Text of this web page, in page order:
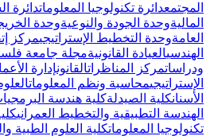
المجتمعدائرة تكنولوجيا المعلوماتدائرة
الماليةوحدة الجودة والنوعيةوحدة
العامةوحدة التخطيط الإستراتيجيمركز
الهندسيالعيادة القانونيةمجلة جامعة
ودراساتمركز المناظراتالقانونإدارة
الإستراتيجيمحاسبة ونظم المعلومات
الأسنانكلية الصيدلةكلية هندسة
الهندسة التطبيقية والتخطيط العمراني
تكنولوجيا المعلوماتكلية العلوم الطبية